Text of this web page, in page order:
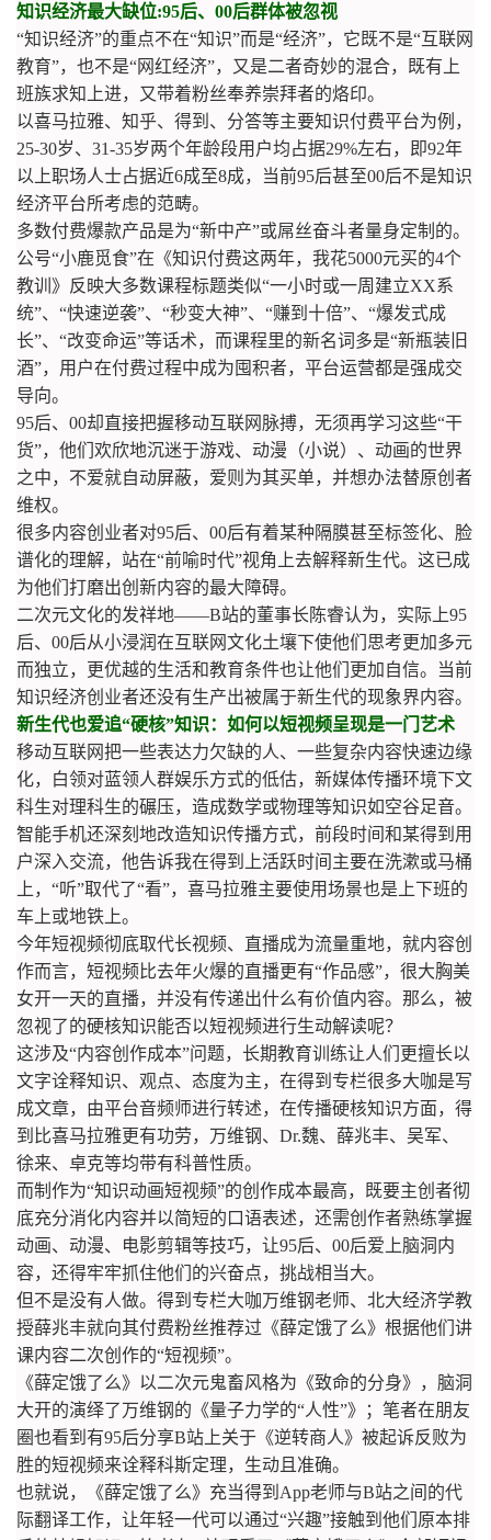
知识经济最大缺位:95后、00后群体被忽视
“知识经济”的重点不在“知识”而是“经济”，它既不是“互联网
教育”，也不是“网红经济”，又是二者奇妙的混合，既有上
班族求知上进，又带着粉丝奉养崇拜者的烙印。
以喜马拉雅、知乎、得到、分答等主要知识付费平台为例，
25-30岁、31-35岁两个年龄段用户均占据29%左右，即92年
以上职场人士占据近6成至8成，当前95后甚至00后不是知识
经济平台所考虑的范畴。
多数付费爆款产品是为“新中产”或屌丝奋斗者量身定制的。
公号“小鹿觅食”在《知识付费这两年，我花5000元买的4个
教训》反映大多数课程标题类似“一小时或一周建立XX系
统”、“快速逆袭”、“秒变大神”、“赚到十倍”、“爆发式成
长”、“改变命运”等话术，而课程里的新名词多是“新瓶装旧
酒”，用户在付费过程中成为囤积者，平台运营都是强成交
导向。
95后、00却直接把握移动互联网脉搏，无须再学习这些“干
货”，他们欢欣地沉迷于游戏、动漫（小说）、动画的世界
之中，不爱就自动屏蔽，爱则为其买单，并想办法替原创者
维权。
很多内容创业者对95后、00后有着某种隔膜甚至标签化、脸
谱化的理解，站在“前喻时代”视角上去解释新生代。这已成
为他们打磨出创新内容的最大障碍。
二次元文化的发祥地——B站的董事长陈睿认为，实际上95
后、00后从小浸润在互联网文化土壤下使他们思考更加多元
而独立，更优越的生活和教育条件也让他们更加自信。当前
知识经济创业者还没有生产出被属于新生代的现象界内容。
新生代也爱追“硬核”知识：如何以短视频呈现是一门艺术
移动互联网把一些表达力欠缺的人、一些复杂内容快速边缘
化，白领对蓝领人群娱乐方式的低估，新媒体传播环境下文
科生对理科生的碾压，造成数学或物理等知识如空谷足音。
智能手机还深刻地改造知识传播方式，前段时间和某得到用
户深入交流，他告诉我在得到上活跃时间主要在洗漱或马桶
上，“听”取代了“看”，喜马拉雅主要使用场景也是上下班的
车上或地铁上。
今年短视频彻底取代长视频、直播成为流量重地，就内容创
作而言，短视频比去年火爆的直播更有“作品感”，很大胸美
女开一天的直播，并没有传递出什么有价值内容。那么，被
忽视了的硬核知识能否以短视频进行生动解读呢？
这涉及“内容创作成本”问题，长期教育训练让人们更擅长以
文字诠释知识、观点、态度为主，在得到专栏很多大咖是写
成文章，由平台音频师进行转述，在传播硬核知识方面，得
到比喜马拉雅更有功劳，万维钢、Dr.魏、薛兆丰、吴军、
徐来、卓克等均带有科普性质。
而制作为“知识动画短视频”的创作成本最高，既要主创者彻
底充分消化内容并以简短的口语表述，还需创作者熟练掌握
动画、动漫、电影剪辑等技巧，让95后、00后爱上脑洞内
容，还得牢牢抓住他们的兴奋点，挑战相当大。
但不是没有人做。得到专栏大咖万维钢老师、北大经济学教
授薛兆丰就向其付费粉丝推荐过《薛定饿了么》根据他们讲
课内容二次创作的“短视频”。
《薛定饿了么》以二次元鬼畜风格为《致命的分身》，脑洞
大开的演绎了万维钢的《量子力学的“人性”》；笔者在朋友
圈也看到有95后分享B站上关于《逆转商人》被起诉反败为
胜的短视频来诠释科斯定理，生动且准确。
也就说，《薛定饿了么》充当得到App老师与B站之间的代
际翻译工作，让年轻一代可以通过“兴趣”接触到他们原本排